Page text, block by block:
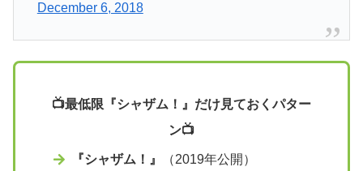
December 6, 2018
📺最低限『シャザム！』だけ見ておくパター
ン📺
『シャザム！』 （2019年公開）